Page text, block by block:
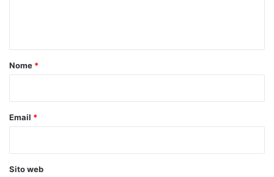
o
Nome *
Email *
Sito web